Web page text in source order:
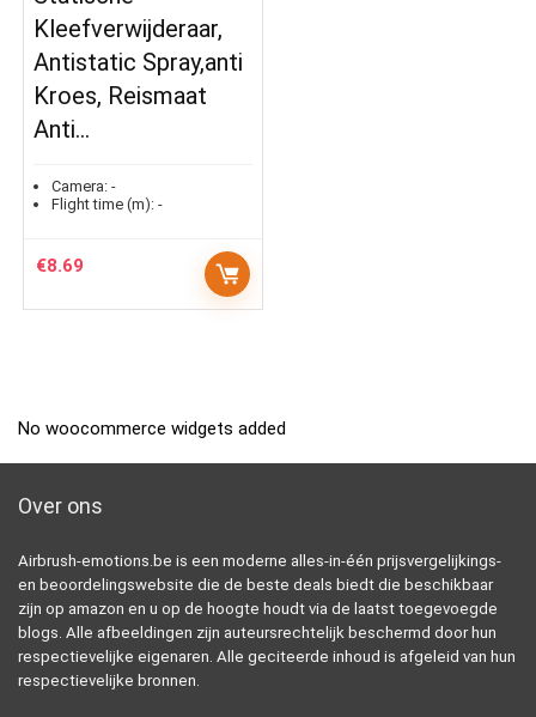
Kleefverwijderaar,
Antistatic Spray,anti
Kroes, Reismaat
Anti…
Camera: -
Flight time (m): -
€8.69
No woocommerce widgets added
Over ons
Airbrush-emotions.be is een moderne alles-in-één prijsvergelijkings-
en beoordelingswebsite die de beste deals biedt die beschikbaar
zijn op amazon en u op de hoogte houdt via de laatst toegevoegde
blogs. Alle afbeeldingen zijn auteursrechtelijk beschermd door hun
respectievelijke eigenaren. Alle geciteerde inhoud is afgeleid van hun
respectievelijke bronnen.